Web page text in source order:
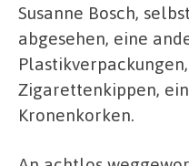
Susanne Bosch,
abgesehen, eine
Zigarettenkippen,
Kronenkorken.